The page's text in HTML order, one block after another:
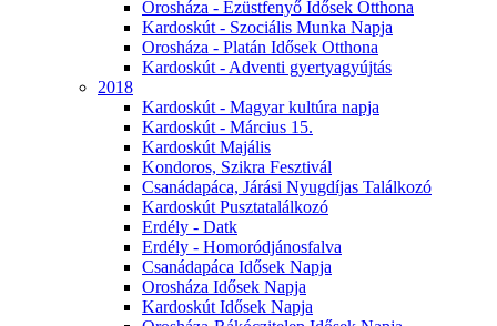
Orosháza - Ezüstfenyő Idősek Otthona
Kardoskút - Szociális Munka Napja
Orosháza - Platán Idősek Otthona
Kardoskút - Adventi gyertyagyújtás
2018
Kardoskút - Magyar kultúra napja
Kardoskút - Március 15.
Kardoskút Majális
Kondoros, Szikra Fesztivál
Csanádapáca, Járási Nyugdíjas Találkozó
Kardoskút Pusztatalálkozó
Erdély - Datk
Erdély - Homoródjánosfalva
Csanádapáca Idősek Napja
Orosháza Idősek Napja
Kardoskút Idősek Napja